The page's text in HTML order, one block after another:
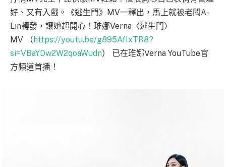
好、又有入戲。《逃生門》MV一釋出，馬上就被老闆A-
Lin轉發，讓她超開心！琟娜Verna〈逃生門〉
MV （ https://youtu.be/g895AfIxTR8?
si=VBaYDw2W2qoaWudn） 已在琟娜Verna YouTube官
方頻道首播！